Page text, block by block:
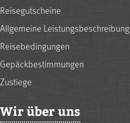
Reisegutscheine
Allgemeine Leistungsbeschreibung
Reisebedingungen
Gepäckbestimmungen
Zustiege
Wir über uns